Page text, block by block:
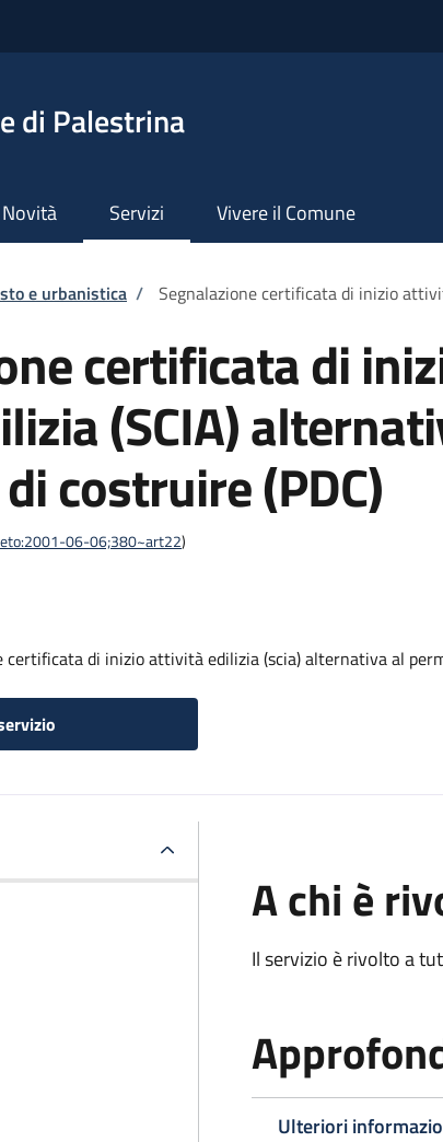
di Palestrina
Novità Servizi Vivere il Comune
e urbanistica / Segnalazione certificata di inizio
certificata di
(SCIA)
costruire (PDC)
06-06;380~art22)
certificata di inizio attività edilizia (scia) alternativa al
A chi è
Il servizio è rivolto a
Ulteriori